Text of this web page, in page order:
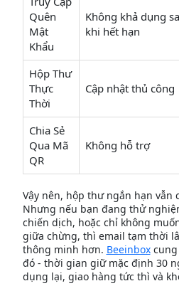
Quên
Mật
Khẩu
Không khả dụng
khi hết hạn
Hộp Thư
Thực
Thời
Cập nhật thủ công
Chia Sẻ
Qua Mã
QR
Không hỗ trợ
Vậy nên, hộp thư ngắn hạn vẫn
Nhưng nếu bạn đang thử
chiến dịch, hoặc chỉ không
giữa chừng, thì email tạm thời
thông minh hơn. Beeinboxcung
đó - thời gian giữ mặc định 30
dụng lại, giao hàng tức thì và